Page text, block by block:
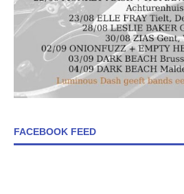
FACEBOOK FEED